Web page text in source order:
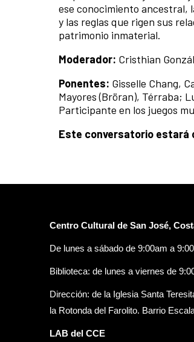
ese conocimiento ancestral,
y las reglas que rigen sus
patrimonio inmaterial.
Moderador: Cristhian
Ponentes: Gisselle Chang,
Mayores (Bröran), Térraba;
Participante en los juegos
Este conversatorio estará
Centro Cultural de San José,
De lunes a sábado de 9:00am a
Biblioteca: de lunes a viernes de
Dirección: de la Iglesia Santa
la Rotonda del Farolito. Barrio
LAB del CCE